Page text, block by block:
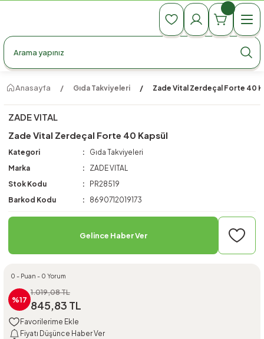
990 TL Üzeri Ücretsiz Kargo
990 TL Üzeri Ücretsiz Kargo
Anasayfa Gıda Takviyeleri Zade Vital Zerdeçal Forte 40
ZADE VITAL
Zade Vital Zerdeçal Forte 40 Kapsül
Kategori
Gıda Takviyeleri
Marka
ZADE VITAL
Stok Kodu
PR28519
Barkod Kodu
8690712019173
Gelince Haber Ver
0 - Puan - 0 Yorum
%17
1.019,08 TL
845,83 TL
Fiyatı Düşünce Haber Ver